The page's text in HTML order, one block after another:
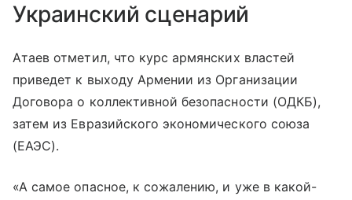
Украинский сценарий
Атаев отметил, что курс армянских властей
приведет к выходу Армении из Организации
Договора о коллективной безопасности (ОДКБ),
затем из Евразийского экономического союза
(ЕАЭС).
«А самое опасное, к сожалению, и уже в какой-